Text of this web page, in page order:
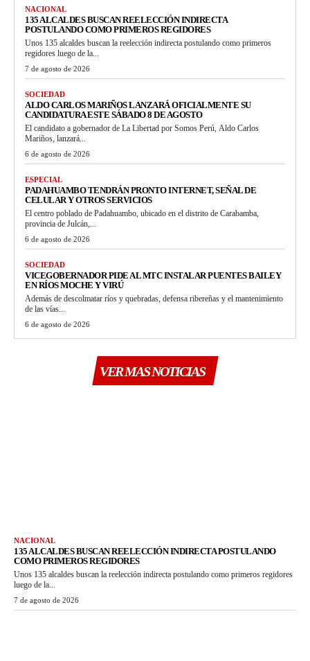
NACIONAL
135 ALCALDES BUSCAN REELECCIÓN INDIRECTA
POSTULANDO COMO PRIMEROS REGIDORES
Unos 135 alcaldes buscan la reelección indirecta postulando como primeros
regidores luego de la...
7 de agosto de 2026
SOCIEDAD
ALDO CARLOS MARIÑOS LANZARÁ OFICIALMENTE SU
CANDIDATURA ESTE SÁBADO 8 DE AGOSTO
El candidato a gobernador de La Libertad por Somos Perú, Aldo Carlos
Mariños, lanzará...
6 de agosto de 2026
ESPECIAL
PADAHUAMBO TENDRÁN PRONTO INTERNET, SEÑAL DE
CELULAR Y OTROS SERVICIOS
El centro poblado de Padahuambo, ubicado en el distrito de Carabamba,
provincia de Julcán,...
6 de agosto de 2026
SOCIEDAD
VICEGOBERNADOR PIDE AL MTC INSTALAR PUENTES BAILEY
EN RÍOS MOCHE Y VIRÚ
Además de descolmatar ríos y quebradas, defensa ribereñas y el mantenimiento
de las vías...
6 de agosto de 2026
VER MAS NOTICIAS
NACIONAL
135 ALCALDES BUSCAN REELECCIÓN INDIRECTA POSTULANDO
COMO PRIMEROS REGIDORES
Unos 135 alcaldes buscan la reelección indirecta postulando como primeros regidores
luego de la...
7 de agosto de 2026